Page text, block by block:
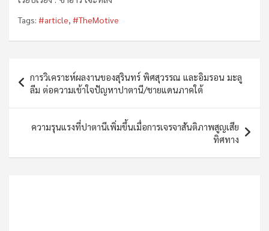
Tags: #article, #TheMotive
navigation
การวิเคราะห์ผลงานของสุรินทร์ พิศสุวรรณ และอิมรอน มะลู
ลีม ต่อความเข้าใจปัญหาปาตานี/ชายแดนภาคใต้
ความรุนแรงที่ปาตานีเพิ่มขึ้นเมื่อการเจรจาสันติภาพสูญเสีย
ทิศทาง